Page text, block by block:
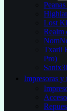
Lost
Realm
Txarli
Pro)
Impresoras y